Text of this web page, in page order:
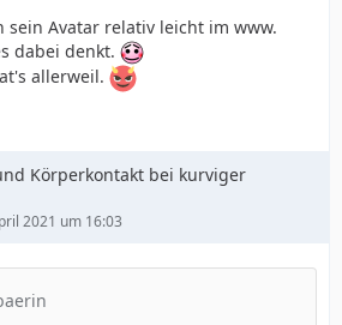
sein Avatar relativ leicht im www.
dabei denkt.
allerweil.
Körperkontakt bei kurviger
2021 um 16:03